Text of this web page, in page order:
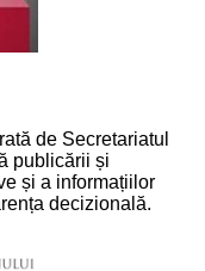
de Secretariatul
publicării și
și a informațiilor
decizională.